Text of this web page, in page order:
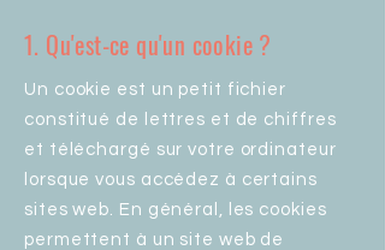
1. Qu'est-ce qu'un cookie ?
Un cookie est un petit fichier
constitué de lettres et de chiffres
et téléchargé sur votre ordinateur
lorsque vous accédez à certains
sites web. En général, les cookies
permettent à un site web de